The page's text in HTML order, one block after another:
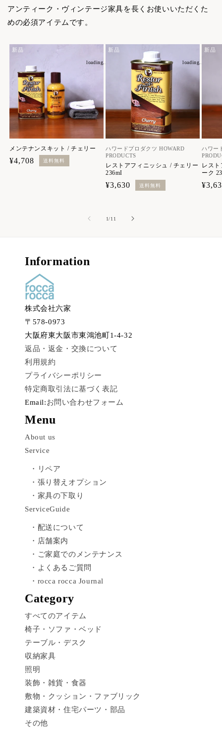
アンティーク・ヴィンテージ家具を長くお使いいただくた
めの必須アイテムです。
新品
メンテナンスキット / チェリー
通
¥4,708 送料無料
loading...
新品
ハワードプロダクツ HOWARD
PRODUCTS
レストアフィニッシュ / チェリー
236mI
通
格
¥3,630 送料無料
loading...
新品
ハワー
レス
ーク
通
1/の
11
Information
株式会社六家
〒578-0973
大阪府東大阪市東鴻池町1-4-32
返品・返金・交換について
利用規約
プライバシーポリシー
特定商取引法に基づく表記
Email:お問い合わせフォーム
Menu
About us
Service
・リペア
・張り替えオプション
・家具の下取り
ServiceGuide
・配送について
・店舗案内
・ご家庭でのメンテナンス
・よくあるご質問
・rocca rocca Journal
Category
すべてのアイテム
椅子・ソファ・ベッド
テーブル・デスク
収納家具
照明
装飾・雑貨・食器
敷物・クッション・ファブリック
建築資材・住宅パーツ・部品
その他